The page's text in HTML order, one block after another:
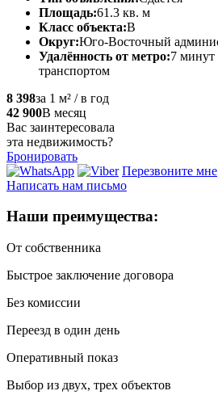
Площадь:61.3 кв. м
Класс объекта:B
Округ:Юго-Восточный
Удалённость от метро:7
транспортом
8 398за 1 м² / в год
42 900В месяц
Вас заинтересовала
эта недвижимость?
Бронировать
Перезвоните мне
Написать нам письмо
Наши преимущества:
От собственника
Быстрое заключение договора
Без комиссии
Переезд в один день
Оперативный показ
Выбор из двух, трех объектов